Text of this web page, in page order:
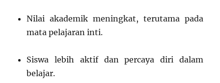
Nilai akademik meningkat, terutama pada
mata pelajaran inti.
Siswa lebih aktif dan percaya diri dalam
belajar.